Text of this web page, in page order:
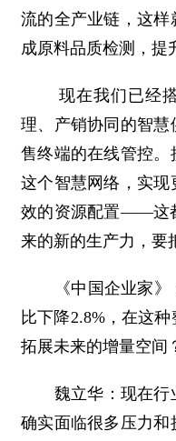
流的全产业链，这
成原料品质检测，提
现在我们已经搭
理、产销协同的智慧
售终端的在线管控
这个智慧网络，实
效的资源配置——这
来的新的生产力，要
《中国企业家》：
比下降2.8%，在这
拓展未来的增量空间
魏立华：现在行业
确实面临很多压力